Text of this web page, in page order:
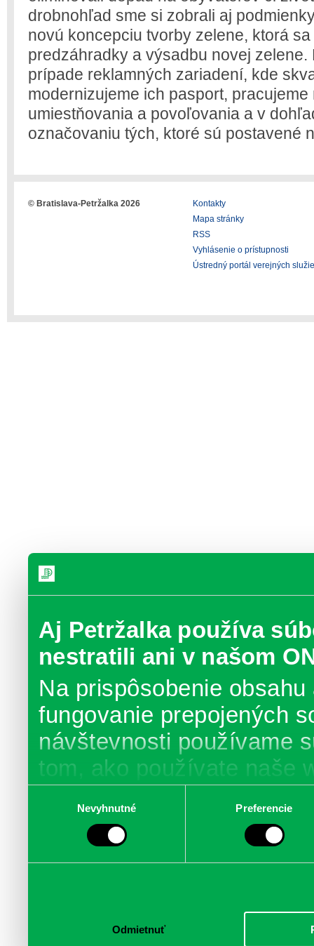
Aj Petržalka používa
nestratili ani v našom
Na prispôsobenie
fungovanie prepojených
návštevnosti používame
tom, ako používate naše
médií, inzercie a
informácie skombinovať
Nevyhnutné Preferencie
Odmietnuť
drobnohľad sme si zobrali aj
novú koncepciu tvorby zelene, ktorá
predzáhradky a výsadbu novej
prípade reklamných zariadení, kde
modernizujeme ich pasport,
umiestňovania a povoľovania a v
označovaniu tých, ktoré sú postavené
© Bratislava-Petržalka 2026
Kontakty
Mapa stránky
RSS
Vyhlásenie o prístupnosti
Ústredný portál verejných